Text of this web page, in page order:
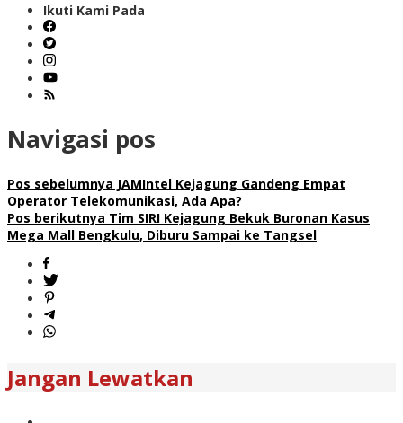
Ikuti Kami Pada
Navigasi pos
Pos sebelumnya JAMIntel Kejagung Gandeng Empat
Operator Telekomunikasi, Ada Apa?
Pos berikutnya Tim SIRI Kejagung Bekuk Buronan Kasus
Mega Mall Bengkulu, Diburu Sampai ke Tangsel
Jangan Lewatkan